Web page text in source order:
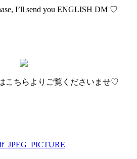
I’ll send you ENGLISH DM ♡
こちらよりご覧くださいませ♡